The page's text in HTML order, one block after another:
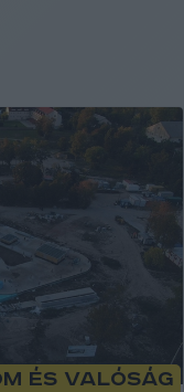
és valóság